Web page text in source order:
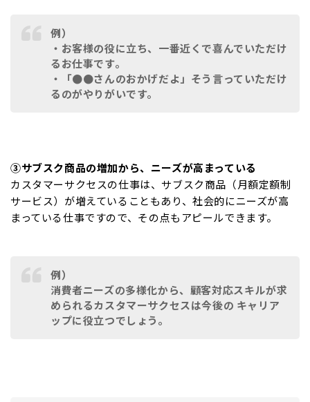
例）
・お客様の役に立ち、一番近くで喜んでいただけ
るお仕事です。
・「●●さんのおかげだよ」そう言っていただけ
るのがやりがいです。
③サブスク商品の増加から、ニーズが高まっている
カスタマーサクセスの仕事は、サブスク商品（月額定額制
サービス）が増えていることもあり、社会的にニーズが高
まっている仕事ですので、その点もアピールできます。
例）
消費者ニーズの多様化から、顧客対応スキルが求
められるカスタマーサクセスは今後の キャリア
ップに役立つでしょう。